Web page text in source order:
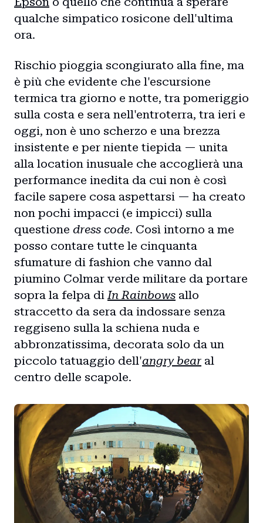
Collaborazioni
qualche simpatico rosicone dell'ultima
ora.
Rischio pioggia scongiurato alla fine, ma
è più che evidente che l'escursione
termica tra giorno e notte, tra pomeriggio
sulla costa e sera nell'entroterra, tra ieri e
oggi, non è uno scherzo e una brezza
insistente e per niente tiepida — unita
alla location inusuale che accoglierà una
performance inedita da cui non è così
facile sapere cosa aspettarsi — ha creato
non pochi impacci (e impicci) sulla
questione dress code. Così intorno a me
posso contare tutte le cinquanta
sfumature di fashion che vanno dal
piumino Colmar verde militare da portare
sopra la felpa diIn Rainbows allo
straccetto da sera da indossare senza
reggiseno sulla la schiena nuda e
abbronzatissima, decorata solo da un
piccolo tatuaggio dell'angry bear al
centro delle scapole.